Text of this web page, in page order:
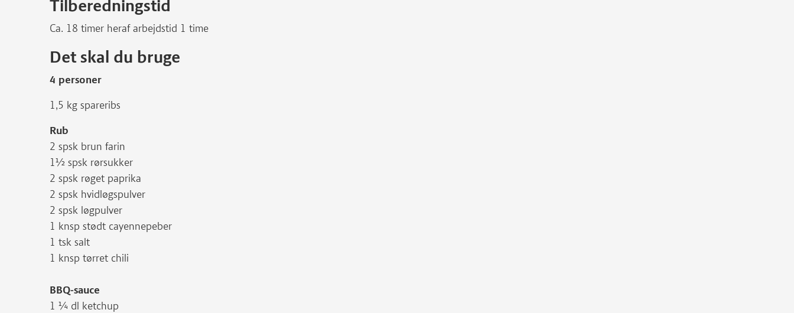
Tilberedningstid
Ca. 18 timer heraf arbejdstid 1 time
Det skal du bruge
4 personer
1,5 kg spareribs
Rub
2 spsk brun farin
1½ spsk rørsukker
2 spsk røget paprika
2 spsk hvidløgspulver
2 spsk løgpulver
1 knsp stødt cayennepeber
1 tsk salt
1 knsp tørret chili
BBQ-sauce
1 ¼ dl ketchup